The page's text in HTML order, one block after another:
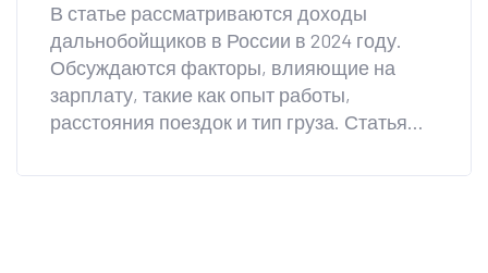
В статье рассматриваются доходы
дальнобойщиков в России в 2024 году.
Обсуждаются факторы, влияющие на
зарплату, такие как опыт работы,
расстояния поездок и тип груза. Статья
информацию о текущих рыночных